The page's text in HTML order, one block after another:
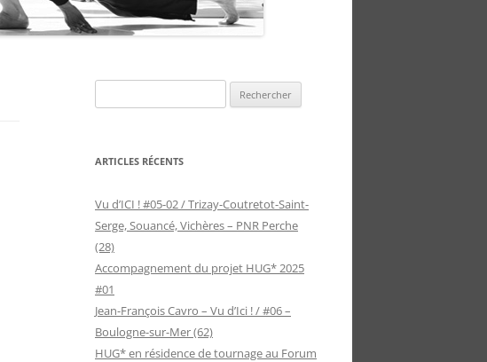
ARTICLES RÉCENTS
Vu d’ICI ! #05-02 / Trizay-Coutretot-Saint-
Serge, Souancé, Vichères – PNR Perche
(28)
Accompagnement du projet HUG* 2025
#01
Jean-François Cavro – Vu d’Ici ! / #06 –
Boulogne-sur-Mer (62)
HUG* en résidence de tournage au Forum